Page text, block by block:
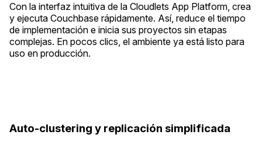
Con la interfaz intuitiva de la Cloudlets App Platform, crea
y ejecuta Couchbase rápidamente. Así, reduce el tiempo
de implementación e inicia sus proyectos sin etapas
complejas. En pocos clics, el ambiente ya está listo para
uso en producción.
Auto-clustering y replicación simplificada